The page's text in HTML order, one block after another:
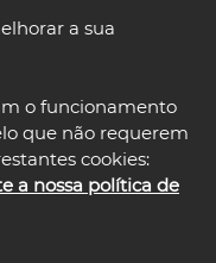
a sua
o funcionamento
que não requerem
cookies:
a nossa política de
select language